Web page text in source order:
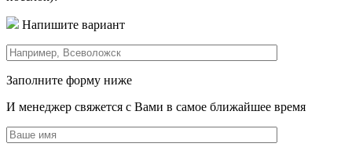
Напишите вариант
Заполните форму ниже
И менеджер свяжется с Вами в самое ближайшее время